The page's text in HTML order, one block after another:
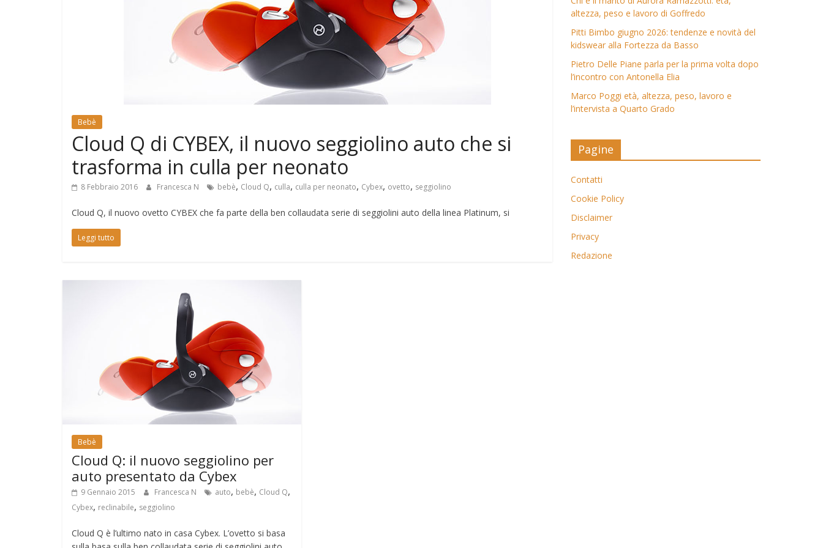
Bebè
Cloud Q di CYBEX, il nuovo seggiolino auto che si
trasforma in culla per neonato
8 Febbraio 2016 Francesca N bebè, Cloud Q, culla, culla per neonato, Cybex, ovetto, seggiolino
Cloud Q, il nuovo ovetto CYBEX che fa parte della ben collaudata serie di seggiolini auto della linea Platinum, si
Leggi tutto
Bebè
Cloud Q: il nuovo seggiolino per
auto presentato da Cybex
9 Gennaio 2015 Francesca N auto, bebè, Cloud Q,
Cybex, reclinabile, seggiolino
Cloud Q è l’ultimo nato in casa Cybex. L’ovetto si basa
altezza, peso e lavoro di Goffredo
Pitti Bimbo giugno 2026: tendenze e novità del
kidswear alla Fortezza da Basso
Pietro Delle Piane parla per la prima volta dopo
l’incontro con Antonella Elia
Marco Poggi età, altezza, peso, lavoro e
l’intervista a Quarto Grado
Pagine
Contatti
Cookie Policy
Disclaimer
Privacy
Redazione